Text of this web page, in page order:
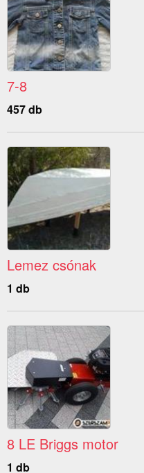
7-8
457 db
Lemez csónak
1 db
8 LE Briggs motor
1 db